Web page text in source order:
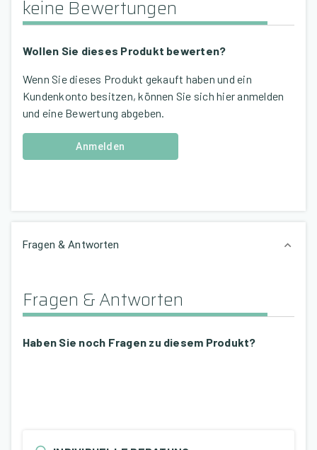
keine Bewertungen
Wollen Sie dieses Produkt bewerten?
Wenn Sie dieses Produkt gekauft haben und ein
Kundenkonto besitzen, können Sie sich hier anmelden
und eine Bewertung abgeben.
Anmelden
Fragen & Antworten
Fragen & Antworten
Haben Sie noch Fragen zu diesem Produkt?